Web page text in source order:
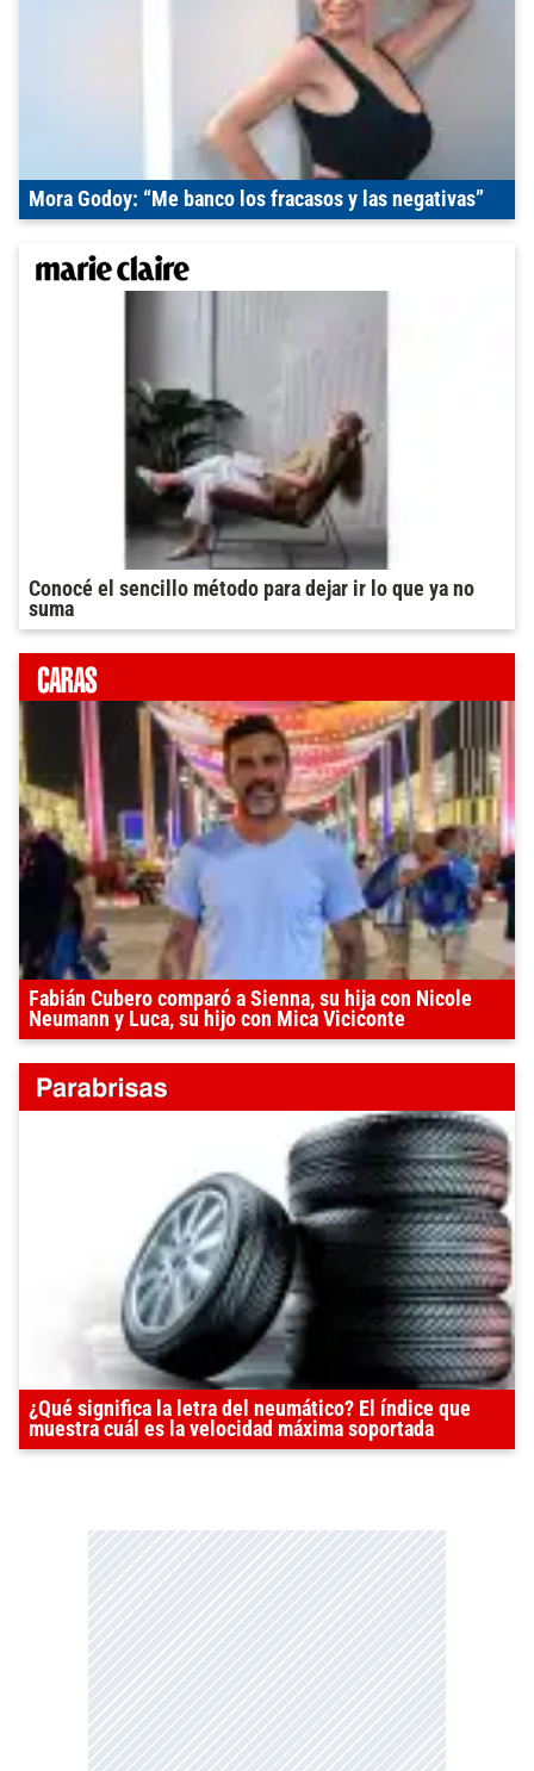
Mora Godoy: “Me banco los fracasos y las negativas”
Conocé el sencillo método para dejar ir lo que ya no
suma
Fabián Cubero comparó a Sienna, su hija con Nicole
Neumann y Luca, su hijo con Mica Viciconte
¿Qué significa la letra del neumático? El índice que
muestra cuál es la velocidad máxima soportada